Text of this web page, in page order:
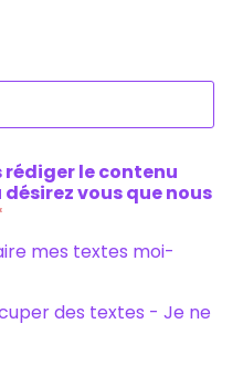
rédiger le contenu
vous que nous
mes textes moi-
des textes - Je ne